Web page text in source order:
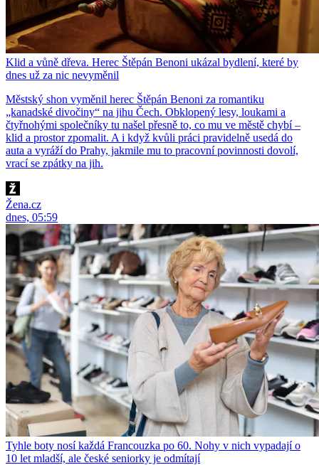
Klid a vůně dřeva. Herec Štěpán Benoni ukázal bydlení, které by
dnes už za nic nevyměnil
Městský shon vyměnil herec Štěpán Benoni za romantiku
„kanadské divočiny“ na jihu Čech. Obklopený lesy, loukami a
čtyřnohými společníky tu našel přesně to, co mu ve městě chybí –
klid a prostor zpomalit. A i když kvůli práci pravidelně usedá do
auta a vyráží do Prahy, jakmile mu to pracovní povinnosti dovolí,
vrací se zpátky na jih.
Žena.cz
dnes, 05:59
Tyhle boty nosí každá Francouzka po 60. Nohy v nich vypadají o
10 let mladší, ale české seniorky je odmítají